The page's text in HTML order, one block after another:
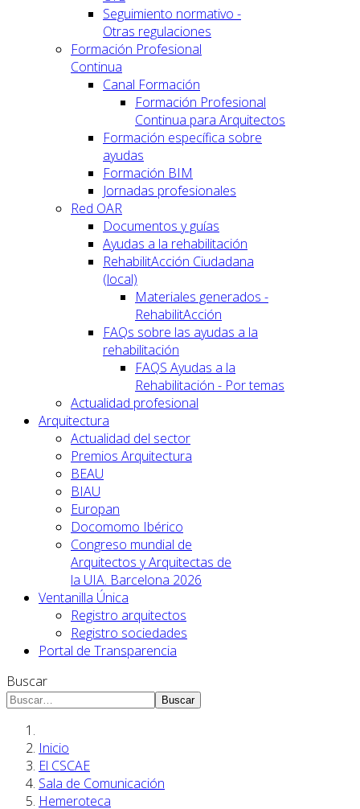
Seguimiento normativo -
Otras regulaciones
Formación Profesional
Continua
Canal Formación
Formación Profesional
Continua para Arquitectos
Formación específica sobre
ayudas
Formación BIM
Jornadas profesionales
Red OAR
Documentos y guías
Ayudas a la rehabilitación
RehabilitAcción Ciudadana
(local)
Materiales generados -
RehabilitAcción
FAQs sobre las ayudas a la
rehabilitación
FAQS Ayudas a la
Rehabilitación - Por temas
Actualidad profesional
Arquitectura
Actualidad del sector
Premios Arquitectura
BEAU
BIAU
Europan
Docomomo Ibérico
Congreso mundial de
Arquitectos y Arquitectas de
la UIA. Barcelona 2026
Ventanilla Única
Registro arquitectos
Registro sociedades
Portal de Transparencia
Buscar
Buscar
Inicio
El CSCAE
Sala de Comunicación
Hemeroteca